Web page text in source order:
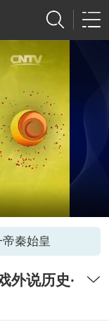
秦始皇
外说历史·